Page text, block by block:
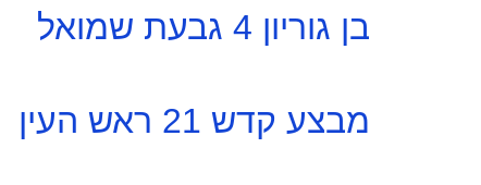
בן גוריון 4 גבעת שמואל
מבצע קדש 21 ראש העין